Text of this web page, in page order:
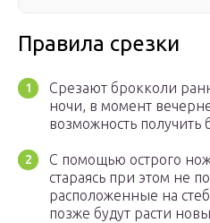
Правила срезки
Срезают брокколи
ночи, в момент
возможность получить
С помощью острого
стараясь при этом не
расположенные на
позже будут расти